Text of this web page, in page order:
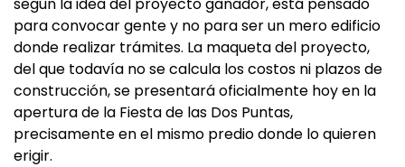
para convocar gente y no para ser un mero edificio
donde realizar trámites. La maqueta del proyecto,
del que todavía no se calcula los costos ni plazos de
construcción, se presentará oficialmente hoy en la
apertura de la Fiesta de las Dos Puntas,
precisamente en el mismo predio donde lo quieren
erigir.